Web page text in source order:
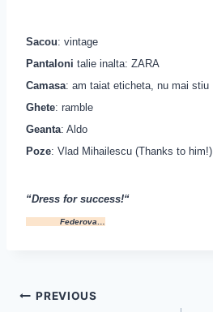
Sacou: vintage
Pantaloni talie inalta: ZARA
Camasa: am taiat eticheta, nu mai stiu
Ghete: ramble
Geanta: Aldo
Poze: Vlad Mihailescu (Thanks to him!)
“Dress for success!“
Federova…
Post
PREVIOUS